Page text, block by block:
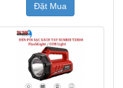
Đặt Mua